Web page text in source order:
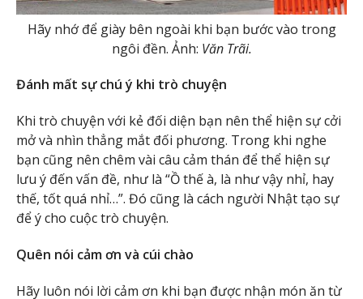
Hãy nhớ để giày bên ngoài khi bạn bước vào trong
ngôi đền. Ảnh: Văn Trãi.
Đánh mất sự chú ý khi trò chuyện
Khi trò chuyện với kẻ đối diện bạn nên thể hiện sự cởi
mở và nhìn thẳng mắt đối phương. Trong khi nghe
bạn cũng nên chêm vài câu cảm thán để thể hiện sự
lưu ý đến vấn đề, như là “Ồ thế à, là như vậy nhỉ, hay
thế, tốt quá nhỉ…”. Đó cũng là cách người Nhật tạo sự
để ý cho cuộc trò chuyện.
Quên nói cảm ơn và cúi chào
Hãy luôn nói lời cảm ơn khi bạn được nhận món ăn từ